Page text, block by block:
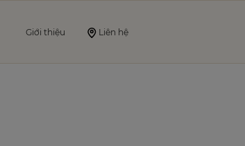
Giới thiệu Liên hệ